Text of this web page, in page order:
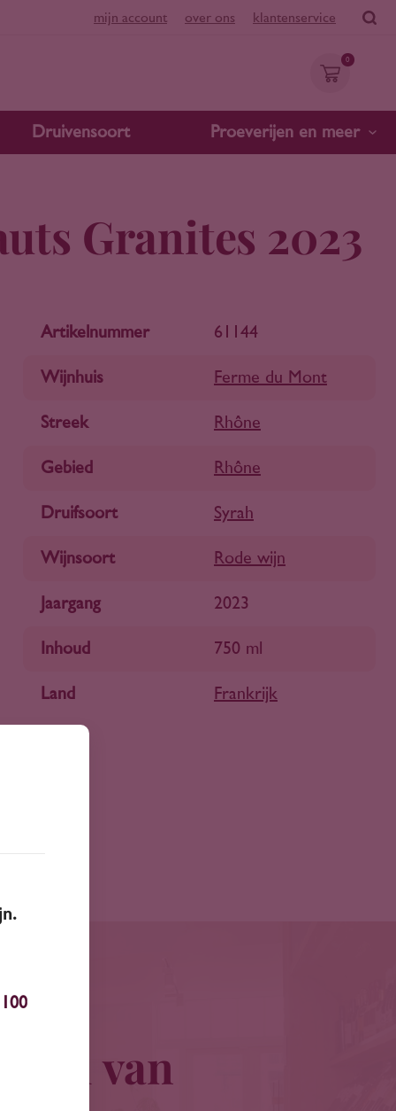
mijn account over ons klantenservice
0
Druivensoort Proeverijen en meer
Granites 2023
Artikelnummer 61144
Wijnhuis Ferme du Mont
Streek Rhône
Gebied Rhône
Druifsoort Syrah
Wijnsoort Rode wijn
Jaargang 2023
Inhoud 750 ml
Land Frankrijk
van
100